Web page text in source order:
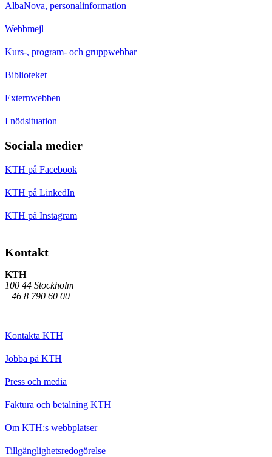
AlbaNova, personalinformation
Webbmejl
Kurs-, program- och gruppwebbar
Biblioteket
Externwebben
I nödsituation
Sociala medier
KTH på Facebook
KTH på LinkedIn
KTH på Instagram
Kontakt
KTH
100 44 Stockholm
+46 8 790 60 00
Kontakta KTH
Jobba på KTH
Press och media
Faktura och betalning KTH
Om KTH:s webbplatser
Tillgänglighetsredogörelse